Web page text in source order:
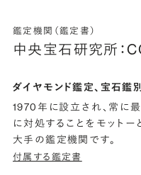
鑑定機関（鑑定書）
中央宝石研究所：
ダイヤモンド鑑定、宝石鑑
1970年に設立され、常に
に対処することをモット
大手の鑑定機関です。
付属する鑑定書